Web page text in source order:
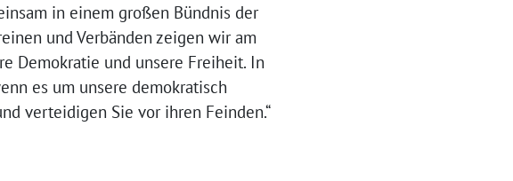
in einem großen Bündnis der
und Verbänden zeigen wir am
Demokratie und unsere Freiheit. In
es um unsere demokratisch
verteidigen Sie vor ihren Feinden.“